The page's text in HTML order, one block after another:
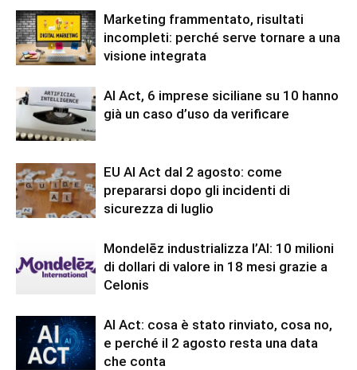
Marketing frammentato, risultati
incompleti: perché serve tornare a una
visione integrata
AI Act, 6 imprese siciliane su 10 hanno
già un caso d’uso da verificare
EU AI Act dal 2 agosto: come
prepararsi dopo gli incidenti di
sicurezza di luglio
Mondelēz industrializza l’AI: 10 milioni
di dollari di valore in 18 mesi grazie a
Celonis
AI Act: cosa è stato rinviato, cosa no,
e perché il 2 agosto resta una data
che conta